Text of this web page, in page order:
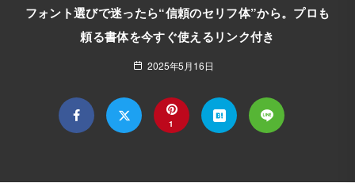
フォント選びで迷ったら“信頼のセリフ体”から。プロも
頼る書体を今すぐ使えるリンク付き
2025年5月16日
1